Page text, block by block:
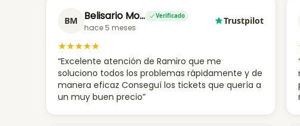
BM Belisario Mo… Verificado
hace 5 meses
Trustpilot
★★★★★
“Excelente atención de Ramiro que me
soluciono todos los problemas rápidamente y de
manera eficaz Conseguí los tickets que quería a
un muy buen precio”